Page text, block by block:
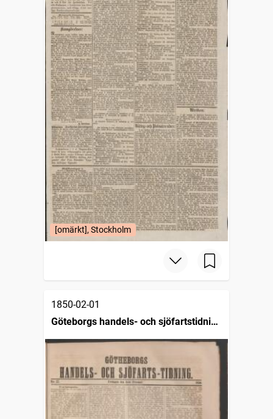
[omärkt], Stockholm
1850-02-01
Göteborgs handels- och sjöfartstidning
(1832)